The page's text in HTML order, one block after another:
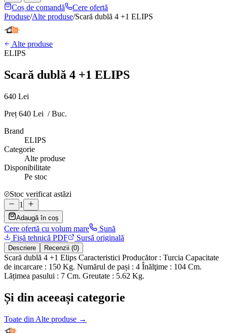
Coș de comandă
Cere ofertă
Produse/Alte produse/Scară dublă 4 +1 ELIPS
Alte produse
ELIPS
Scară dublă 4 +1 ELIPS
640 Lei
Preț 640 Lei / Buc.
Brand
ELIPS
Categorie
Alte produse
Disponibilitate
Pe stoc
Stoc verificat astăzi
1
Adaugă în coș
Cere ofertă cu volum mare
Sună
Fișă tehnică PDF
Sursă originală
Descriere Recenzii (0)
Scară dublă 4 +1 Elips Caracteristici Producător : Turcia Сapacitate
de incarcare : 150 Kg. Numărul de pași : 4 Înălţime : 104 Cm.
Lățimea pasului : 7 Cm. Greutate : 5.62 Kg.
Și din aceeași categorie
Toate din Alte produse →